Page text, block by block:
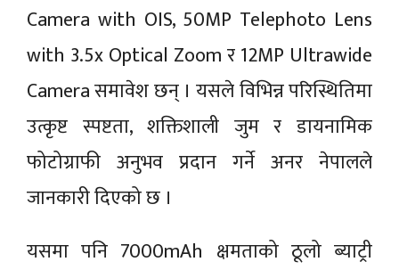
Camera with OIS, 50MP Telephoto Lens
with 3.5x Optical Zoom र 12MP Ultrawide
Camera समावेश छन् । यसले विभिन्न परिस्थितिमा
उत्कृष्ट स्पष्टता, शक्तिशाली जुम र डायनामिक
फोटोग्राफी अनुभव प्रदान गर्ने अनर नेपालले
जानकारी दिएको छ ।
यसमा पनि 7000mAh क्षमताको ठूलो ब्याट्री